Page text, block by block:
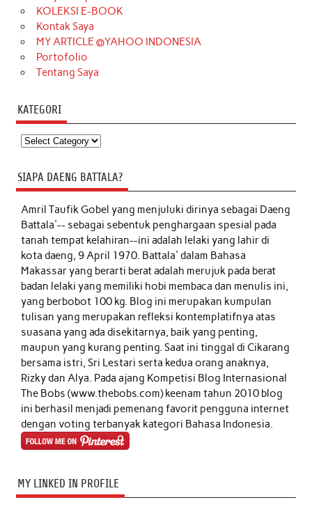
KOLEKSI E-BOOK
Kontak Saya
MY ARTICLE @YAHOO INDONESIA
Portofolio
Tentang Saya
KATEGORI
Kategori
SIAPA DAENG BATTALA?
Amril Taufik Gobelyang menjuluki dirinya sebagai Daeng
Battala'-- sebagai sebentuk penghargaan spesial pada
tanah tempat kelahiran--ini adalah lelaki yang lahir di
kota daeng, 9 April 1970. Battala' dalam Bahasa
Makassar yang berarti berat adalah merujuk pada berat
badan lelaki yang memiliki hobi membaca dan menulis ini,
yang berbobot 100 kg. Blog ini merupakan kumpulan
tulisan yang merupakan refleksi kontemplatifnya atas
suasana yang ada disekitarnya, baik yang penting,
maupun yang kurang penting. Saat ini tinggal di Cikarang
bersama istri, Sri Lestari serta kedua orang anaknya,
Rizky dan Alya. Pada ajang Kompetisi Blog Internasional
The Bobs (www.thebobs.com) keenam tahun 2010 blog
ini berhasil menjadi pemenang favorit pengguna internet
dengan voting terbanyak kategori Bahasa Indonesia.
MY LINKED IN PROFILE